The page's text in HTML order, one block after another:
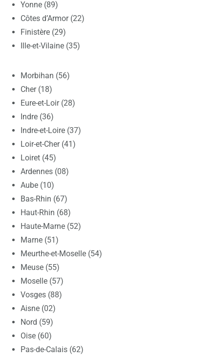
Yonne (89)
Côtes d’Armor (22)
Finistère (29)
Ille-et-Vilaine (35)
Morbihan (56)
Cher (18)
Eure-et-Loir (28)
Indre (36)
Indre-et-Loire (37)
Loir-et-Cher (41)
Loiret (45)
Ardennes (08)
Aube (10)
Bas-Rhin (67)
Haut-Rhin (68)
Haute-Marne (52)
Marne (51)
Meurthe-et-Moselle (54)
Meuse (55)
Moselle (57)
Vosges (88)
Aisne (02)
Nord (59)
Oise (60)
Pas-de-Calais (62)